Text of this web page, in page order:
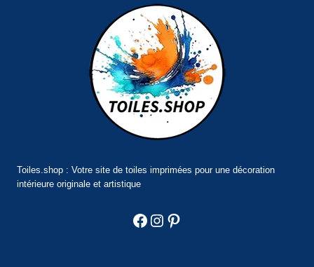
Toiles.shop : Votre site de toiles imprimées pour une décoration
intérieure originale et artistique
Facebook
Instagram
Pinterest